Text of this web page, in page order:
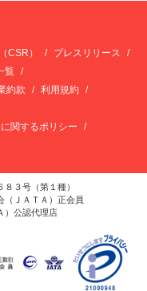
CSR）
プレスリリース
覧
約款
利用規約
関するポリシー
３号（第１種）
（ＪＡＴＡ）正会員
）公認代理店